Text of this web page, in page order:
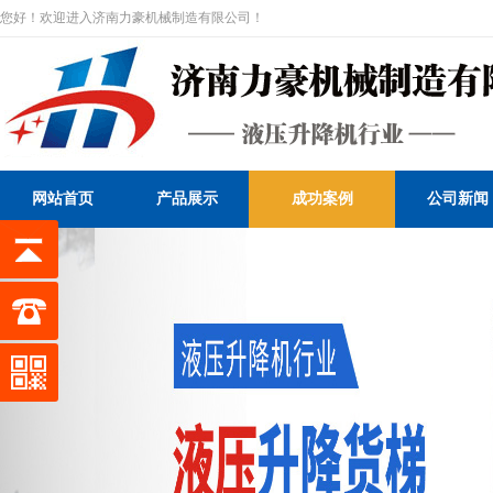
您好！欢迎进入济南力豪机械制造有限公司！
网站首页 产品展示 成功案例 公司新闻